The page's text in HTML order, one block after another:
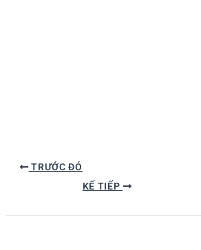
TRƯỚC ĐÓ
KẾ TIẾP